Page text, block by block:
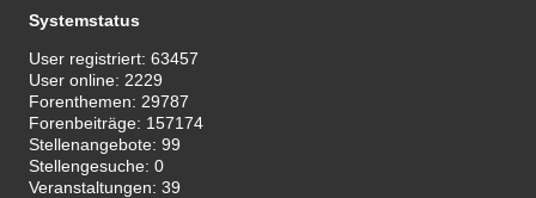
Systemstatus
User registriert:63457
User online: 2229
Forenthemen: 29787
Forenbeiträge: 157174
Stellenangebote:99
Stellengesuche:0
Veranstaltungen:39